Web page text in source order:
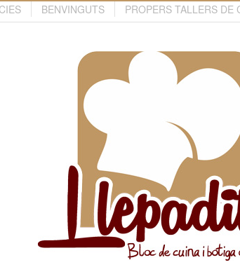
BENVINGUTS PROPERS TALLERS DE